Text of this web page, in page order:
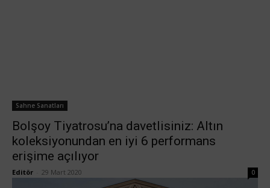
Sahne Sanatları
Bolşoy Tiyatrosu’na davetlisiniz: Altın
koleksiyonundan en iyi 6 performans
erişime açılıyor
Editör 29 Mart 2020 0